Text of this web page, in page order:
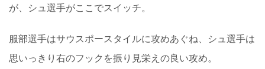
が、シュ選手がここでスイッチ。
服部選手はサウスポースタイルに攻めあぐね、シュ選手は
思いっきり右のフックを振り見栄えの良い攻め。